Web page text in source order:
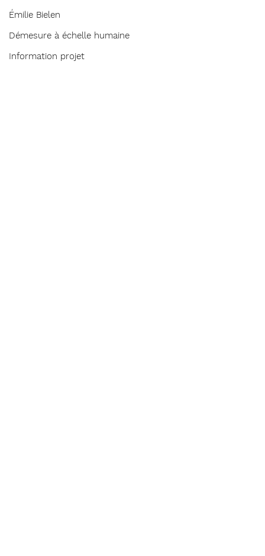
Émilie Bielen
Démesure à échelle humaine
Information projet